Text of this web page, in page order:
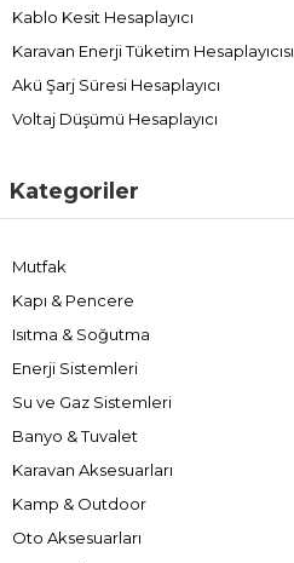
Kablo Kesit Hesaplayıcı
Karavan Enerji Tüketim Hesaplayıcısı
Akü Şarj Süresi Hesaplayıcı
Voltaj Düşümü Hesaplayıcı
Kategoriler
Mutfak
Kapı & Pencere
Isıtma & Soğutma
Enerji Sistemleri
Su ve Gaz Sistemleri
Banyo & Tuvalet
Karavan Aksesuarları
Kamp & Outdoor
Oto Aksesuarları